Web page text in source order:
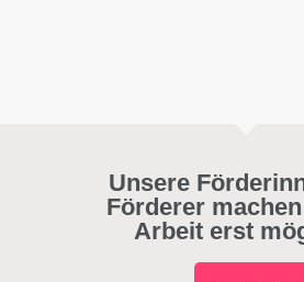
Unsere
Förderer
Arbeit erst